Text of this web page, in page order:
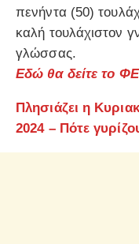
πενήντα (50)
καλή τουλάχιστον
γλώσσας.
Εδώ θα δείτε το
Πλησιάζει η
2024 – Πότε